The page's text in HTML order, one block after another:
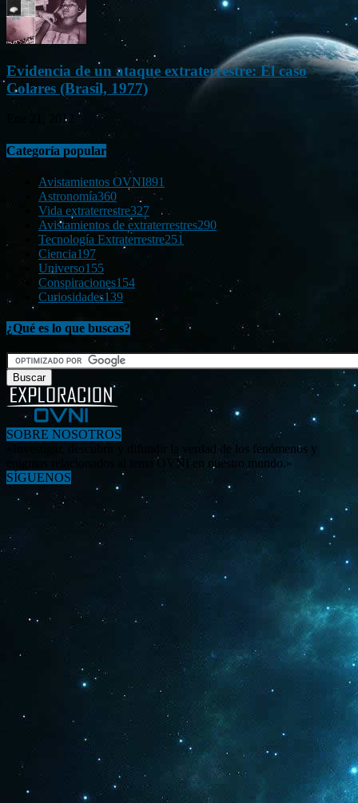
Evidencia de un ataque extraterrestre: El caso
Colares (Brasil, 1977)
Ene 21, 2012
Categoría popular
Avistamientos OVNI891
Astronomía360
Vida extraterrestre327
Avistamientos de extraterrestres290
Tecnología Extraterrestre251
Ciencia197
Universo155
Conspiraciones154
Curiosidades139
¿Qué es lo que buscas?
SOBRE NOSOTROS
«Investigar, descubrir y difundir la verdad de los fenómenos y
enigmas relacionados al tema OVNI en nuestro mundo.»
SÍGUENOS